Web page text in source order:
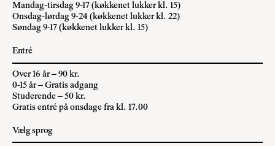
Mandag-tirsdag 9-17 (køkkenet lukker kl. 15)
Onsdag-lørdag 9-24 (køkkenet lukker kl. 22)
Søndag 9-17 (køkkenet lukker kl. 15)
Entré
Over 16 år – 90 kr.
0-15 år – Gratis adgang
Studerende – 50 kr.
Gratis entré på onsdage fra kl. 17.00
Vælg sprog